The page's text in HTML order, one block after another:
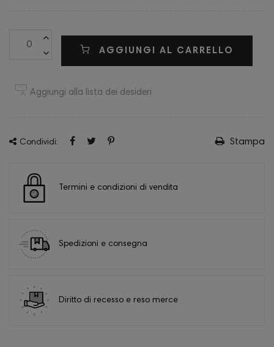
AGGIUNGI AL CARRELLO
Aggiungi alla lista dei desideri
Condividi: Stampa
Termini e condizioni di vendita
Spedizioni e consegna
Diritto di recesso e reso merce